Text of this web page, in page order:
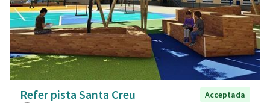
Refer pista Santa Creu
Acceptada